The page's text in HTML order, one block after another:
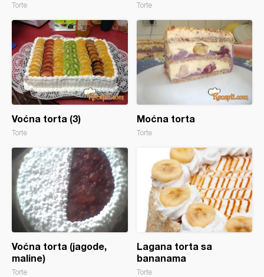
Torte Torte
Voćna torta (3)
Torte
Moćna torta
Torte
Voćna torta (jagode,
maline)
Torte
Lagana torta sa
bananama
Torte